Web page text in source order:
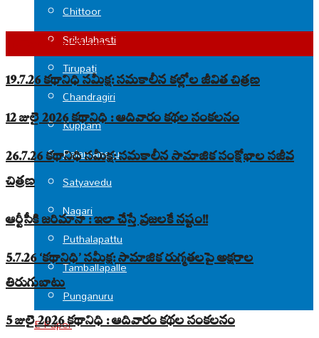
Chittoor
Srikalahasti
Tirupati
Chandragiri
Kuppam
Palamaneru
Satyavedu
Nagari
Puthalapattu
Tamballapalle
Punganuru
E-Paper
Top Read Stories
19.7.26 కథానిధి సమీక్ష: సమకాలీన కల్లోల జీవిత చిత్రణ
12 జులై 2026 కథానిధి : ఆదివారం కథల సంకలనం
26.7.26 కథానిధి సమీక్ష: సమకాలీన సామాజిక సంక్షోభాల సజీవ
చిత్రణ
ఆర్టీసీకి జరిమానా : ఇలా చేస్తే ప్రజలకే నష్టం!!
5.7.26 ‘కథానిధి’ సమీక్ష: సామాజిక రుగ్మతలపై అక్షరాల
తిరుగుబాటు
5 జులై 2026 కథానిధి : ఆదివారం కథల సంకలనం